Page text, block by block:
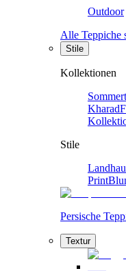
Outdoor
Alle Teppiche
Stile
Kollektionen
Kharad
Stile
Print
Persische
Textur